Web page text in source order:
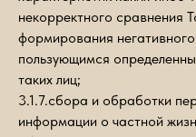
некорректного сравнения
формирования
пользующимся
таких лиц;
3.1.7.сбора и обработки
информации о частной